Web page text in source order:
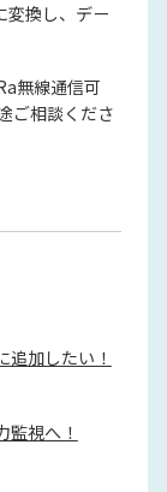
変換し、デー
無線通信可
ご相談くださ
追加したい！
視へ！